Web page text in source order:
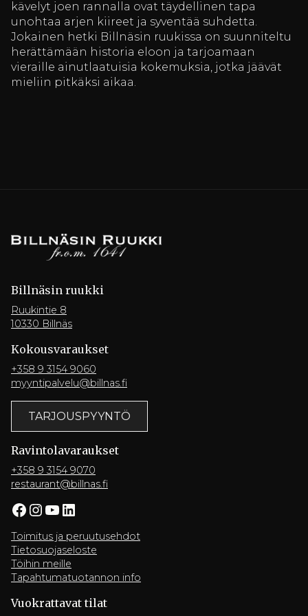
kävelyt joen rannalla ovat täydellinen tapa
unohtaa arjen kiireet ja syventää suhdetta.
Jokainen hetki Billnäsin ruukissa on suunniteltu
herättämään historia eloon ja tarjoamaan
vieraille ainutlaatuisia kokemuksia, jotka jäävät
mieliin pitkäksi aikaa.
Billnäsin ruukki
Ruukintie 8
10330 Billnäs
Kokousvaraukset
+358 9 3154 9060
myyntipalvelu@billnas.fi
TARJOUSPYYNTÖ
Ravintola­varaukset
+358 9 3154 9070
restaurant@billnas.fi
Facebook InstagramYouTube LinkedIn
Toimitus ja peruutusehdot
Tietosuojaseloste
Töihin meille
Tapahtumatuotannon info
Vuokrattavat tilat